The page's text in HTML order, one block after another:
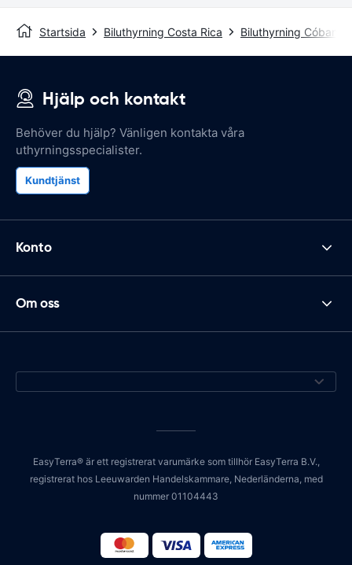
Startsida Biluthyrning Costa Rica Biluthyrning Cóbano
Hjälp och kontakt
Behöver du hjälp? Vänligen kontakta våra
uthyrningsspecialister.
Kundtjänst
Konto
Om oss
EasyTerra® är ett registrerat varumärke som tillhör EasyTerra B.V.,
registrerat hos Leeuwarden Handelskammare, Nederländerna, med
nummer 01104443